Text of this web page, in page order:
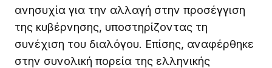
ανησυχία για την αλλαγή στην προσέγγιση
της κυβέρνησης, υποστηρίζοντας τη
συνέχιση του διαλόγου. Επίσης, αναφέρθηκε
στην συνολική πορεία της ελληνικής